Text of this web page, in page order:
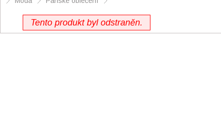
Tento produkt byl odstraněn.